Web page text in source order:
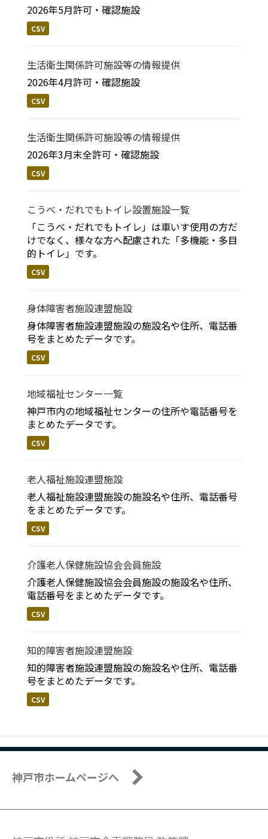
2026年5月許可・確認施設
CSV
生活衛生関係許可施設等の情報提供
2026年4月許可・確認施設
CSV
生活衛生関係許可施設等の情報提供
2026年3月末全許可・確認施設
CSV
こうべ・だれでもトイレ設置施設一覧
「こうべ・だれでもトイレ」は車いす使用の方だ
けでなく、様々な方へ配慮された「多機能・多目
的トイレ」です。
CSV
身体障害者施設連盟施設
身体障害者施設連盟施設の施設名や住所、電話番
号をまとめたデータです。
CSV
地域福祉センター一覧
神戸市内の地域福祉センターの住所や電話番号を
まとめたデータです。
CSV
老人福祉施設連盟施設
老人福祉施設連盟施設の施設名や住所、電話番号
をまとめたデータです。
CSV
介護老人保健施設協会会員施設
介護老人保健施設協会会員施設の施設名や住所、
電話番号をまとめたデータです。
CSV
知的障害者施設連盟施設
知的障害者施設連盟施設の施設名や住所、電話番
号をまとめたデータです。
CSV
神戸市ホームページへ